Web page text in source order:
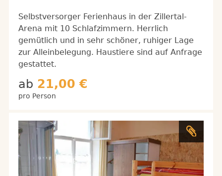
Selbstversorger Ferienhaus in der Zillertal-
Arena mit 10 Schlafzimmern. Herrlich
gemütlich und in sehr schöner, ruhiger Lage
zur Alleinbelegung. Haustiere sind auf Anfrage
gestattet.
ab 21,00 €
pro Person